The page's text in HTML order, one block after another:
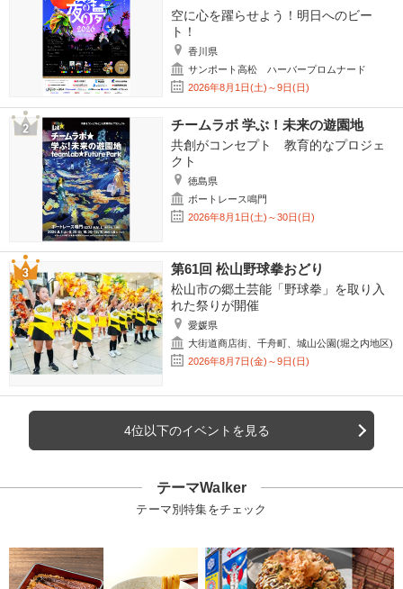
空に心を躍らせよう！明日へのビー
ト！
香川県
サンポート高松 ハーバープロムナード
2026年8月1日(土)～9日(日)
チームラボ 学ぶ！未来の遊園地
共創がコンセプト 教育的なプロジェ
クト
徳島県
ボートレース鳴門
2026年8月1日(土)～30日(日)
第61回 松山野球拳おどり
松山市の郷土芸能「野球拳」を取り入
れた祭りが開催
愛媛県
大街道商店街、千舟町、城山公園(堀之内地区)
2026年8月7日(金)～9日(日)
4位以下のイベントを見る
テーマWalker
テーマ別特集をチェック